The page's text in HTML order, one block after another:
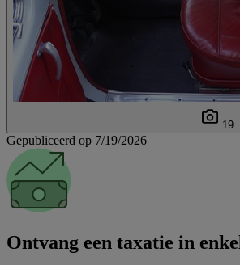
19
Gepubliceerd op 7/19/2026
Ontvang een taxatie in